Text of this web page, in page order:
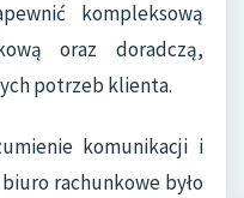
kompleksową
oraz doradczą,
potrzeb klienta.
komunikacji i
rachunkowe było